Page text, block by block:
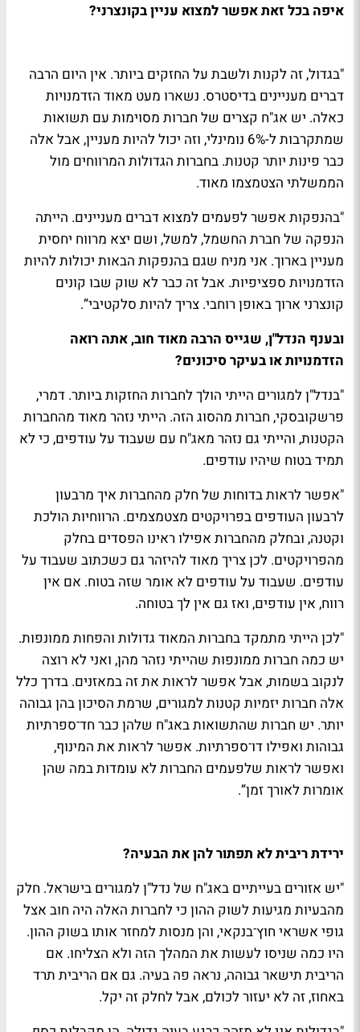
איפה בכל זאת אפשר למצוא עניין בקונצרני?
"בגדול, זה לקנות ולשבת על החזקים ביותר. אין היום הרבה
דברים מעניינים בדיסטרס. נשארו מעט מאוד הזדמנויות
כאלה. יש אג"ח קצרים של חברות מסוימות עם תשואות
שמתקרבות ל-6% נומינלי, וזה יכול להיות מעניין, אבל אלה
כבר פינות יותר קטנות. בחברות הגדולות המרווחים מול
הממשלתי הצטמצמו מאוד.
"בהנפקות אפשר לפעמים למצוא דברים מעניינים. הייתה
הנפקה של חברת החשמל, למשל, ושם יצא מרווח יחסית
מעניין בארוך. אני מניח שגם בהנפקות הבאות יכולות להיות
הזדמנויות ספציפיות. אבל זה כבר לא שוק שבו קונים
קונצרני ארוך באופן רוחבי. צריך להיות סלקטיבי”.
ובענף הנדל"ן, שגייס הרבה מאוד חוב, אתה רואה
הזדמנויות או בעיקר סיכונים?
"בנדל"ן למגורים הייתי הולך לחברות החזקות ביותר. דמרי,
פרשקובסקי, חברות מהסוג הזה. הייתי נזהר מאוד מהחברות
הקטנות, והייתי גם נזהר מאג"ח עם שעבוד על עודפים, כי לא
תמיד בטוח שיהיו עודפים.
"אפשר לראות בדוחות של חלק מהחברות איך מרבעון
לרבעון העודפים בפרויקטים מצטמצמים. הרווחיות הולכת
וקטנה, ובחלק מהחברות אפילו ראינו הפסדים בחלק
מהפרויקטים. לכן צריך מאוד להיזהר גם כשכתוב שעבוד על
עודפים. שעבוד על עודפים לא אומר שזה בטוח. אם אין
רווח, אין עודפים, ואז גם אין לך בטוחה.
"לכן הייתי מתמקד בחברות המאוד גדולות והפחות ממונפות.
יש כמה חברות ממונפות שהייתי נזהר מהן, ואני לא רוצה
לנקוב בשמות, אבל אפשר לראות את זה במאזנים. בדרך כלל
אלה חברות יזמיות קטנות למגורים, שרמת הסיכון בהן גבוהה
יותר. יש חברות שהתשואות באג"ח שלהן כבר חד־ספרתיות
גבוהות ואפילו דו־ספרתיות. אפשר לראות את המינוף,
ואפשר לראות שלפעמים החברות לא עומדות במה שהן
אומרות לאורך זמן”.
ירידת ריבית לא תפתור להן את הבעיה?
"יש אזורים בעייתיים באג"ח של נדל"ן למגורים בישראל. חלק
מהבעיות מגיעות לשוק ההון כי לחברות האלה היה חוב אצל
גופי אשראי חוץ־בנקאי, והן מנסות למחזר אותו בשוק ההון.
היו כמה שניסו לעשות את המהלך הזה ולא הצליחו. אם
הריבית תישאר גבוהה, נראה פה בעיה. גם אם הריבית תרד
באחוז, זה לא יעזור לכולם, אבל לחלק זה יקל.